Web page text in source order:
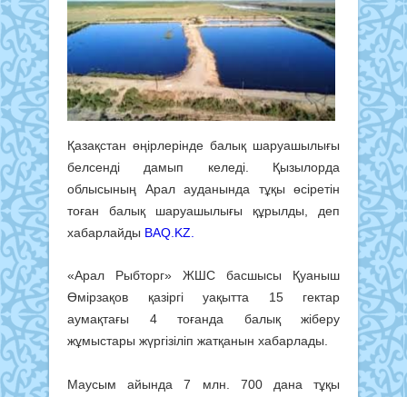
Қазақстан өңірлерінде балық шаруашылығы
белсенді дамып келеді. Қызылорда
облысының Арал ауданында тұқы өсіретін
тоған балық шаруашылығы құрылды, деп
хабарлайды BAQ.KZ.
«Арал Рыбторг» ЖШС басшысы Қуаныш
Өмірзақов қазіргі уақытта 15 гектар
аумақтағы 4 тоғанда балық жіберу
жұмыстары жүргізіліп жатқанын хабарлады.
Маусым айында 7 млн. 700 дана тұқы